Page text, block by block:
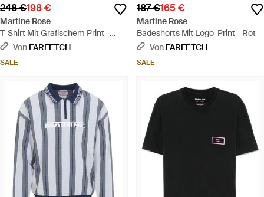
248 €198 €
Martine Rose
T-Shirt Mit Grafischem Print -
GrauVon FARFETCH
SALE
187 €165 €
Martine Rose
Badeshorts Mit Logo-Print - Rot
Von FARFETCH
SALE